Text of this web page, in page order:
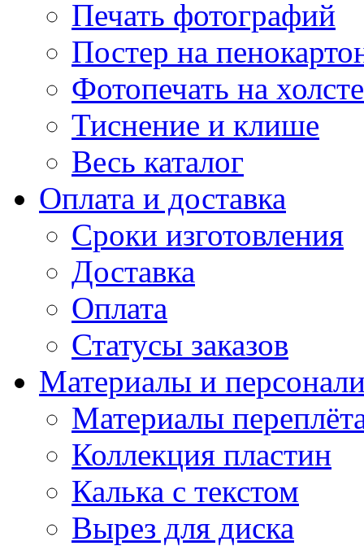
Печать фотографий
Постер на
Фотопечать на холсте
Тиснение и клише
Весь каталог
Оплата и доставка
Сроки изготовления
Доставка
Оплата
Статусы заказов
Материалы и
Материалы
Коллекция пластин
Калька с текстом
Вырез для диска